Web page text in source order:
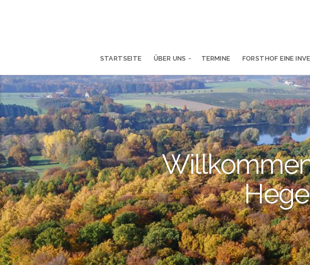
STARTSEITE ÜBER UNS TERMINE FORSTHOF EINE